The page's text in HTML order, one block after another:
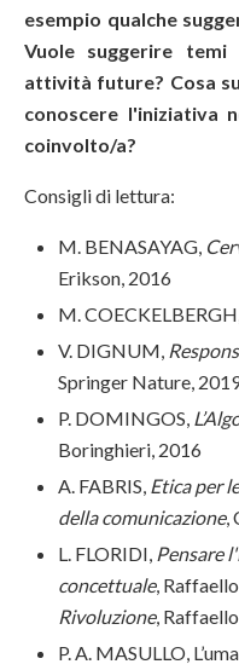
esempio qualche
Vuole suggerire
attività future? Cosa
conoscere l'iniziativa
coinvolto/a?
Consigli di lettura:
M. BENASAYAG,
Erikson, 2016
M. COECKELBERGH,
V. DIGNUM,
Springer Nature,
P. DOMINGOS,
Boringhieri, 2016
A. FABRIS, Etica per
della comunicazione,
L. FLORIDI, Pensare
concettuale,
Rivoluzione,
P. A. MASULLO,